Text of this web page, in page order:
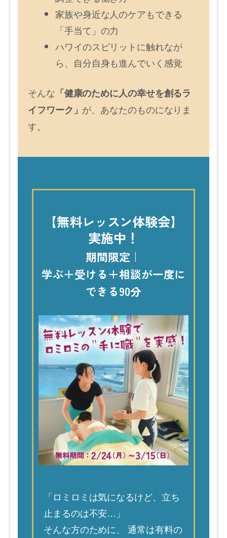
家族や身近な人のケアもできる
「手当て」の力
ハワイのスピリットに触れなが
ら、自分自身も進んでいく感覚
そんな 「健康のために人の幸せを創るラ
イフワーク」 が、あなたのものになりま
す。
【無料レッスン体験会】
実施中！
期間限定｜
学ぶ＋受ける＋相談が一度に
できる90分
「ロミロミは気になるけど、立ち
止まるのは不安…」
そんな方のために、 通常は有料の